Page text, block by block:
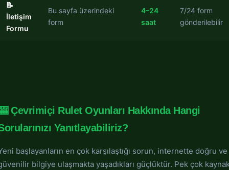
📝
İletişim
Formu
Bu sayfa üzerindeki
form
4–24
saat
7/24 form
gönderilebilir
Çevrimiçi Rulet Oyunları Hakkında Hangi
Yanıtlayabiliriz?
başlayanların en çok karşılaştığı sorun, internette doğru ve
bilgiye ulaşmakta yaşadıkları güçlüktür. Pek çok